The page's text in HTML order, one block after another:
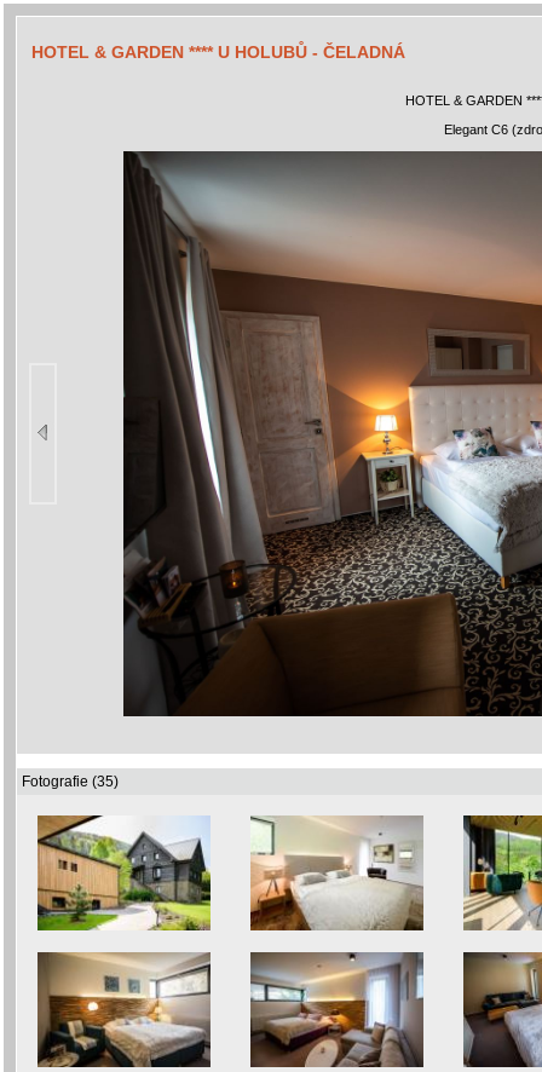
HOTEL & GARDEN **** U HOLUBŮ - ČELADNÁ
HOTEL & GARDEN
Elegant C6
Fotografie (35)